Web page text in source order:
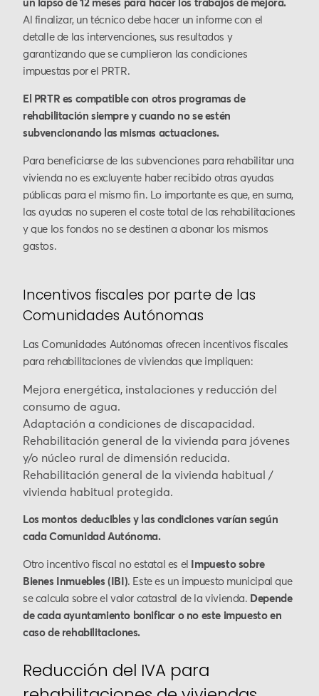
un lapso de 12 meses para hacer los trabajos de mejora.
Al finalizar, un técnico debe hacer un informe con el
detalle de las intervenciones, sus resultados y
garantizando que se cumplieron las condiciones
impuestas por el PRTR.
El PRTR es compatible con otros programas de
rehabilitación siempre y cuando no se estén
subvencionando las mismas actuaciones.
Para beneficiarse de las subvenciones para rehabilitar una
vivienda no es excluyente haber recibido otras ayudas
públicas para el mismo fin. Lo importante es que, en suma,
las ayudas no superen el coste total de las rehabilitaciones
y que los fondos no se destinen a abonar los mismos
gastos.
Incentivos fiscales por parte de las
Comunidades Autónomas
Las Comunidades Autónomas ofrecen incentivos fiscales
para rehabilitaciones de viviendas que impliquen:
Mejora energética, instalaciones y reducción del
consumo de agua.
Adaptación a condiciones de discapacidad.
Rehabilitación general de la vivienda para jóvenes
y/o núcleo rural de dimensión reducida.
Rehabilitación general de la vivienda habitual /
vivienda habitual protegida.
Los montos deducibles y las condiciones varían según
cada Comunidad Autónoma.
Otro incentivo fiscal no estatal es el
Impuesto sobre
Bienes Inmuebles (IBI). Este es un impuesto municipal que
se calcula sobre el valor catastral de la vivienda. Depende
de cada ayuntamiento bonificar o no este impuesto en
caso de rehabilitaciones.
Reducción del IVA para